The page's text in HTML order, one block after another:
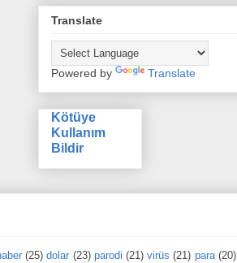
Translate
Powered by Translate
Kötüye
Kullanım
Bildir
(25) dolar (23) parodi (21) virüs (21) para (20)